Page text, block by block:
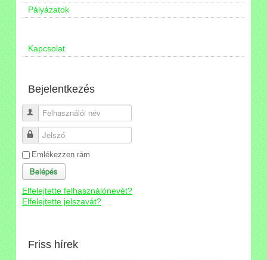
Pályázatok
Kapcsolat
Bejelentkezés
Felhasználói név
Jelszó
Emlékezzen rám
Belépés
Elfelejtette felhasználónevét?
Elfelejtette jelszavát?
Friss hírek